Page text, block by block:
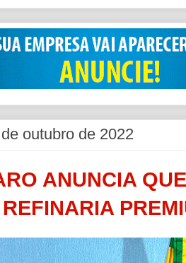
outubro de 2022
ANUNCIA